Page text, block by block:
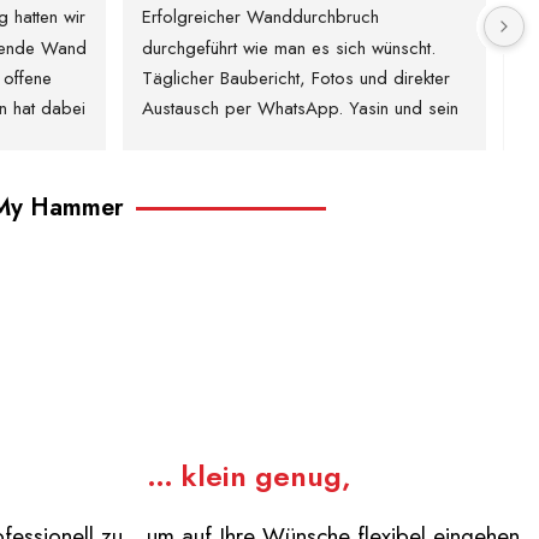
hatten wir
Wand
hat dabei
der
Arbeit
noch
zögern.
Das
Erfolgreicher Wanddurchbruch
durchgeführt wie man es sich wünscht.
Täglicher Baubericht, Fotos und direkter
Austausch per WhatsApp. Yasin und sein
empfehlen!
Hammer
… klein genug,